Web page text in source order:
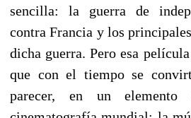
sencilla: la guerra de
contra Francia y los
dicha guerra. Pero esa
que con el tiempo se
parecer, en un